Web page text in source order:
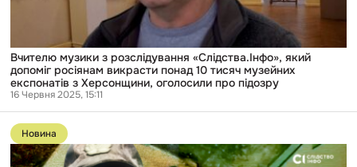
музейних
експонатів
Херсонщини,
оголосили
підозру
Вчителю музики з розслідування «Слідства.Інфо», який
допоміг росіянам викрасти понад 10 тисяч музейних
експонатів з Херсонщини, оголосили про підозру
16 Червня 2025, 15:11
Перейти
до
публікації
Журналісти
Новина